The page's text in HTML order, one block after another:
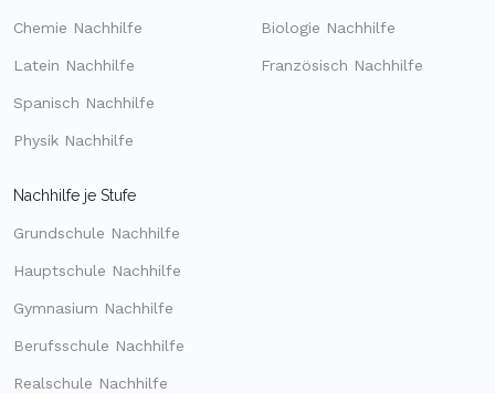
Chemie Nachhilfe
Latein Nachhilfe
Spanisch Nachhilfe
Physik Nachhilfe
Biologie Nachhilfe
Französisch Nachhilfe
Nachhilfe je Stufe
Grundschule Nachhilfe
Hauptschule Nachhilfe
Gymnasium Nachhilfe
Berufsschule Nachhilfe
Realschule Nachhilfe